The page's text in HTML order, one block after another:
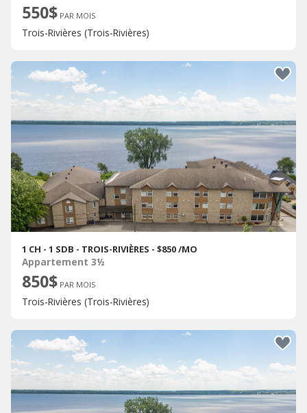
550$ PAR MOIS
Trois-Rivières (Trois-Rivières)
1 CH - 1 SDB - TROIS-RIVIÈRES - $850 /MO
Appartement 3½
850$ PAR MOIS
Trois-Rivières (Trois-Rivières)